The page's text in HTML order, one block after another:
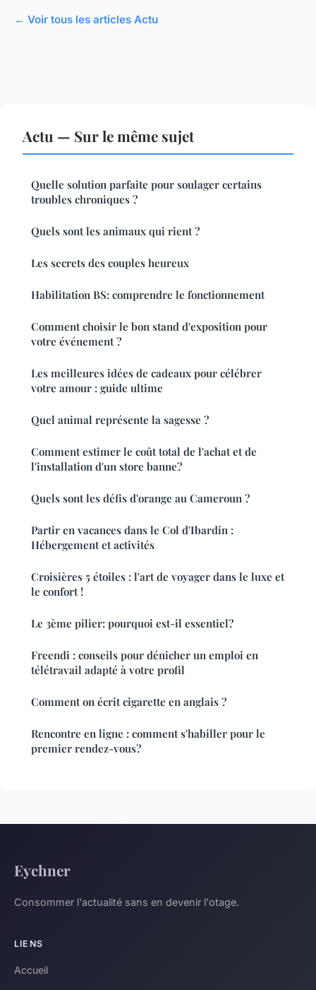
← Voir tous les articles Actu
Actu — Sur le même sujet
Quelle solution parfaite pour soulager certains
troubles chroniques ?
Quels sont les animaux qui rient ?
Les secrets des couples heureux
Habilitation BS: comprendre le fonctionnement
Comment choisir le bon stand d'exposition pour
votre événement ?
Les meilleures idées de cadeaux pour célébrer
votre amour : guide ultime
Quel animal représente la sagesse ?
Comment estimer le coût total de l'achat et de
l'installation d'un store banne?
Quels sont les défis d'orange au Cameroun ?
Partir en vacances dans le Col d'Ibardin :
Hébergement et activités
Croisières 5 étoiles : l'art de voyager dans le luxe et
le confort !
Le 3ème pilier: pourquoi est-il essentiel?
Freendi : conseils pour dénicher un emploi en
télétravail adapté à votre profil
Comment on écrit cigarette en anglais ?
Rencontre en ligne : comment s'habiller pour le
premier rendez-vous?
Eychner
Consommer l'actualité sans en devenir l'otage.
LIENS
Accueil